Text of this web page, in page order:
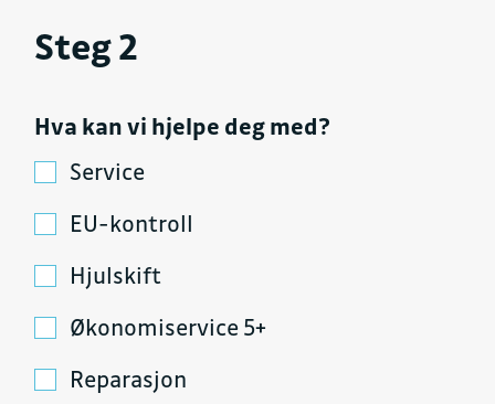
Steg 2
Hva kan vi hjelpe deg med?
Service
EU-kontroll
Hjulskift
Økonomiservice 5+
Reparasjon